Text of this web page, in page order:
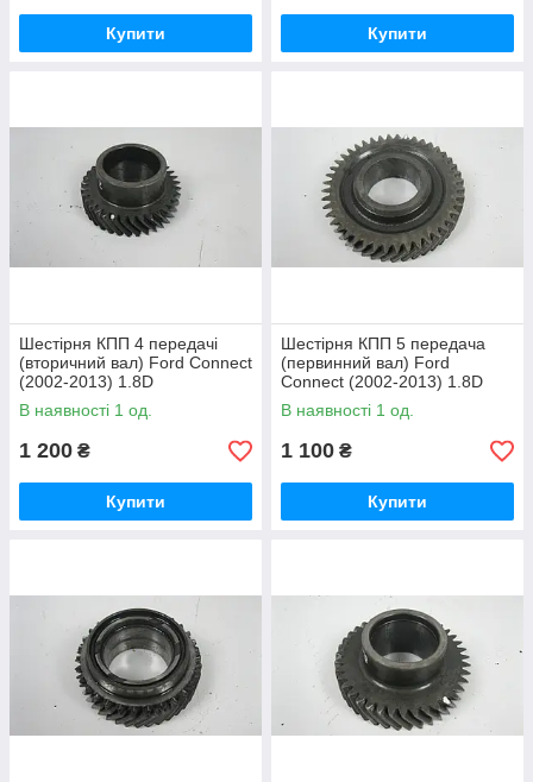
Купити Купити
Шестірня КПП 4 передачі
(вторичний вал) Ford Connect
(2002-2013) 1.8D
OE:1028437
В наявності 1 од.
1 200 ₴
Купити
Шестірня КПП 5 передача
(первинний вал) Ford
Connect (2002-2013) 1.8D
OE:1118100
В наявності 1 од.
1 100 ₴
Купити